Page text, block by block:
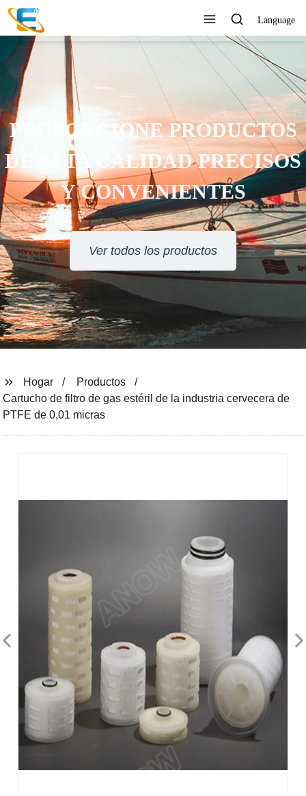
Language
PROPORCIONE PRODUCTOS
DE ALTA CALIDAD PRECISOS
Y CONVENIENTES
Ver todos los productos
Hogar
Productos
Cartucho de filtro de gas estéril de la industria cervecera de
PTFE de 0,01 micras